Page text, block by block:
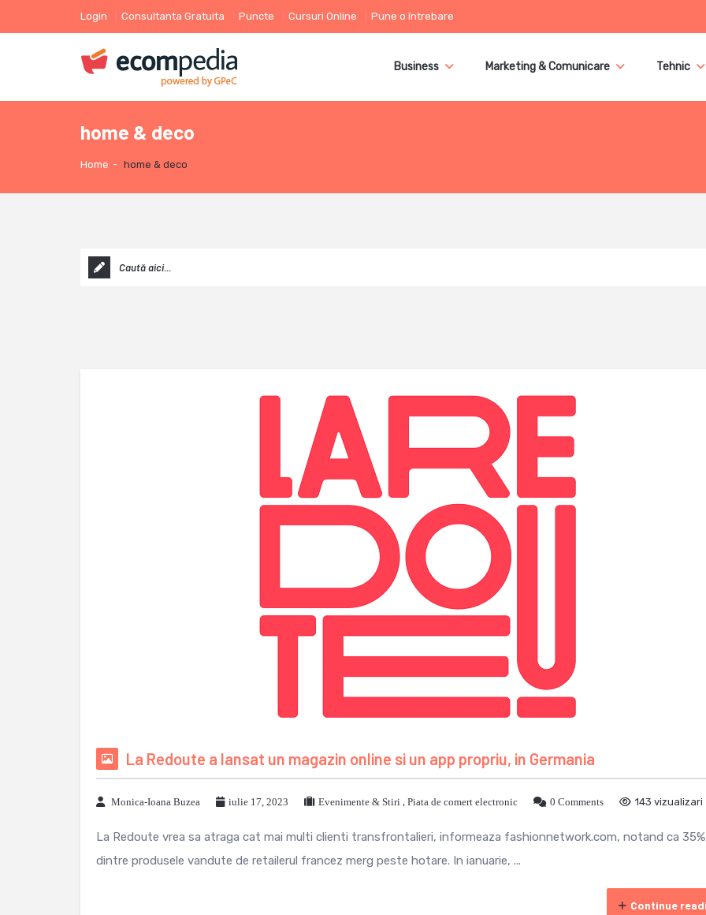
Login Consultanta Gratuita Puncte Cursuri Online Pune o întrebare
Business Marketing & Comunicare Tehnic
home & deco
Home - home & deco
La Redoute a lansat un magazin online si un app propriu, in Germania
Monica-Ioana Buzea iulie 17, 2023 Evenimente & Stiri , Piata de comert electronic 0 Comments 143 vizualizari
La Redoute vrea sa atraga cat mai multi clienti transfrontalieri, informeaza fashionnetwork.com, notand ca 35%
dintre produsele vandute de retailerul francez merg peste hotare. In ianuarie, ...
Continue